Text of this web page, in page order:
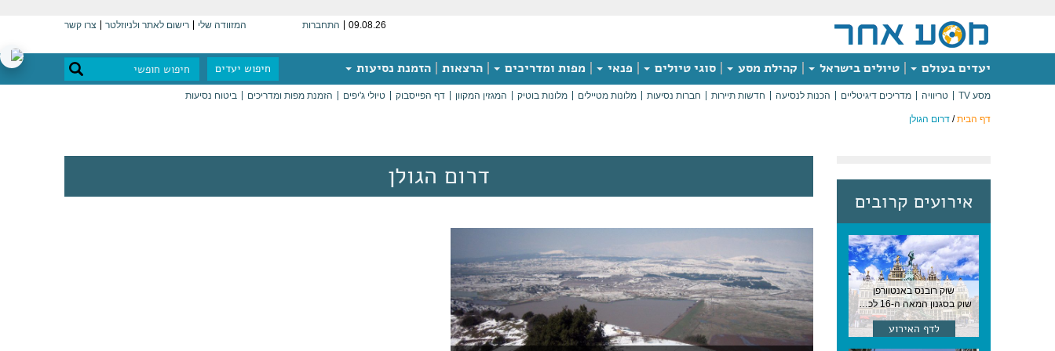
09.08.26 התחברות המזוודה שלי רישום לאתר ולניוזלטר צרו קשר
יעדים בעולם טיולים בישראל קהילת מסע סוגי טיולים פנאי מפות ומדריכים הרצאות הזמנת נסיעות חיפוש יעדים
מסע TV טריוויה מדריכים דיגיטליים הכנות לנסיעה חדשות תיירות חברות נסיעות מלונות מטיילים מלונות בוטיק המגזין המקוון דף הפייסבוק טיולי ג'יפים הזמנת מפות ומדריכים ביטוח נסיעות
דף הבית/ דרום הגולן
אירועים קרובים
שוק רובנס באנטוורפן
שוק בסגנון המאה ה-16 לכבודו של הצייר המפורסם, בן העיר, נערך ב-15 באוגוסט באנטוורפן
לדף האירוע
דרום הגולן